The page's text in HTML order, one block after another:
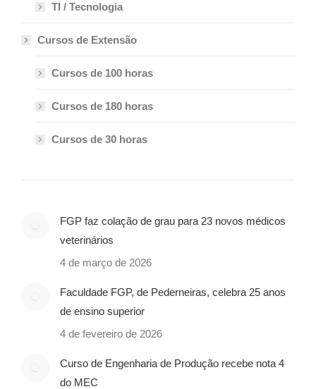
TI / Tecnologia
Cursos de Extensão
Cursos de 100 horas
Cursos de 180 horas
Cursos de 30 horas
FGP faz colação de grau para 23 novos médicos
veterinários
4 de março de 2026
Faculdade FGP, de Pederneiras, celebra 25 anos
de ensino superior
4 de fevereiro de 2026
Curso de Engenharia de Produção recebe nota 4
do MEC